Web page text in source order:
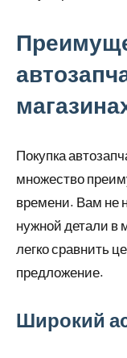
Покупка
множество
времени. Вам не
нужной детали в
легко сравнить
предложение.
Широкий